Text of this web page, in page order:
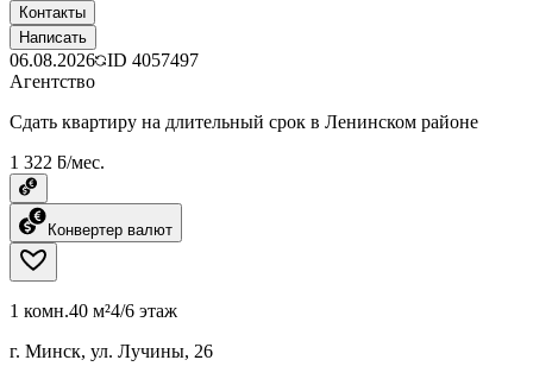
Контакты
Написать
06.08.2026 ID 4057497
Агентство
Сдать квартиру на длительный срок в Ленинском районе
1 322 ƃ/мес.
Конвертер валют
1 комн.40 м²4/6 этаж
г. Минск, ул. Лучины, 26